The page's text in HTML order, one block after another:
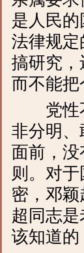
是人民
法律规
搞研究
而不能
党性不
非分明
面前，
则。对
密，邓
超同志
该知道的